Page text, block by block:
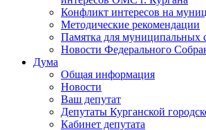
Конфликт интересов на
Методические рекомендации
Памятка для муниципальных
Новости Федерального
Дума
Общая информация
Новости
Ваш депутат
Депутаты Курганской
Кабинет депутата